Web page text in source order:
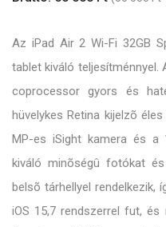
Az iPad Air 2 Wi-Fi 32GB
tablet kiváló teljesítménnyel.
coprocessor gyors és
hüvelykes Retina kijelzõ
MP-es iSight kamera és a
kiváló minõségû fotókat
belsõ tárhellyel
iOS 15,7 rendszerrel fut,